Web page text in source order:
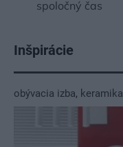
spoločný čas
Inšpirácie
obývacia izba, keramika